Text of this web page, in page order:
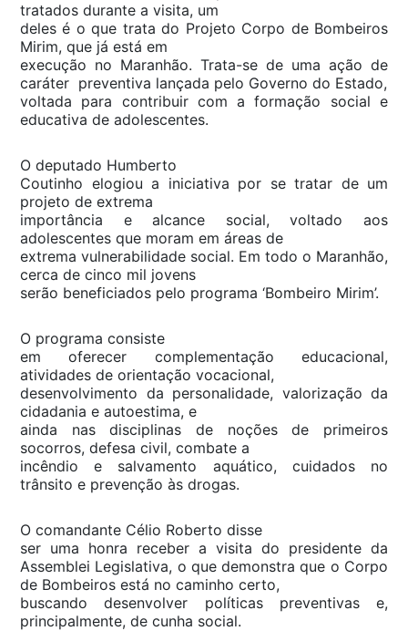
tratados durante a visita, um
deles é o que trata do Projeto Corpo de Bombeiros
Mirim, que já está em
execução no Maranhão. Trata-se de uma ação de
caráter preventiva lançada pelo Governo do Estado,
voltada para contribuir com a formação social e
educativa de adolescentes.
O deputado Humberto
Coutinho elogiou a iniciativa por se tratar de um
projeto de extrema
importância e alcance social, voltado aos
adolescentes que moram em áreas de
extrema vulnerabilidade social. Em todo o Maranhão,
cerca de cinco mil jovens
serão beneficiados pelo programa ‘Bombeiro Mirim’.
O programa consiste
em oferecer complementação educacional,
atividades de orientação vocacional,
desenvolvimento da personalidade, valorização da
cidadania e autoestima, e
ainda nas disciplinas de noções de primeiros
socorros, defesa civil, combate a
incêndio e salvamento aquático, cuidados no
trânsito e prevenção às drogas.
O comandante Célio Roberto disse
ser uma honra receber a visita do presidente da
Assemblei Legislativa, o que demonstra que o Corpo
de Bombeiros está no caminho certo,
buscando desenvolver políticas preventivas e,
principalmente, de cunha social.